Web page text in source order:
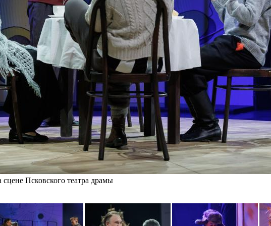
сцене Псковского театра драмы